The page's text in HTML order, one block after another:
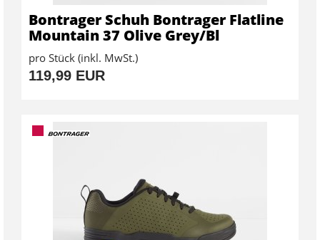
Bontrager Schuh Bontrager Flatline
Mountain 37 Olive Grey/Bl
pro Stück (inkl. MwSt.)
119,99 EUR